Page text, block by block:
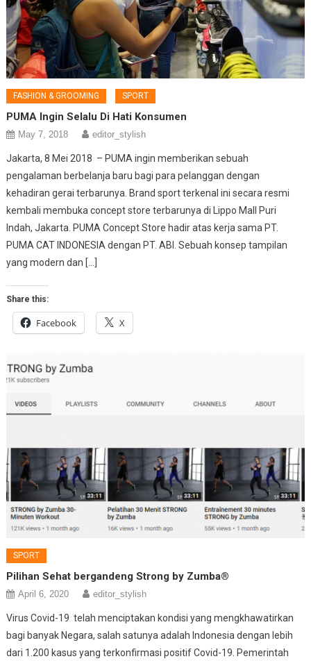
FASHION & GROOMING SPORT
PUMA Ingin Selalu Di Hati Konsumen
May 7, 2018 editor_stylish
Jakarta, 8 Mei 2018 – PUMA ingin memberikan sebuah
pengalaman berbelanja baru bagi para pelanggan dengan
kehadiran gerai terbarunya. Brand sport terkenal ini secara resmi
kembali membuka concept store terbarunya di Lippo Mall Puri
Indah, Jakarta. PUMA Concept Store hadir atas kerja sama PT.
PUMA CAT INDONESIA dengan PT. ABI. Sebuah konsep tampilan
yang modern dan […]
Share this:
Facebook X
SPORT
Pilihan Sehat bergandeng Strong by Zumba®
April 6, 2020 editor_stylish
Virus Covid-19 telah menciptakan kondisi yang mengkhawatirkan
bagi banyak Negara, salah satunya adalah Indonesia dengan lebih
dari 1.200 kasus yang terkonfirmasi positif Covid-19. Pemerintah